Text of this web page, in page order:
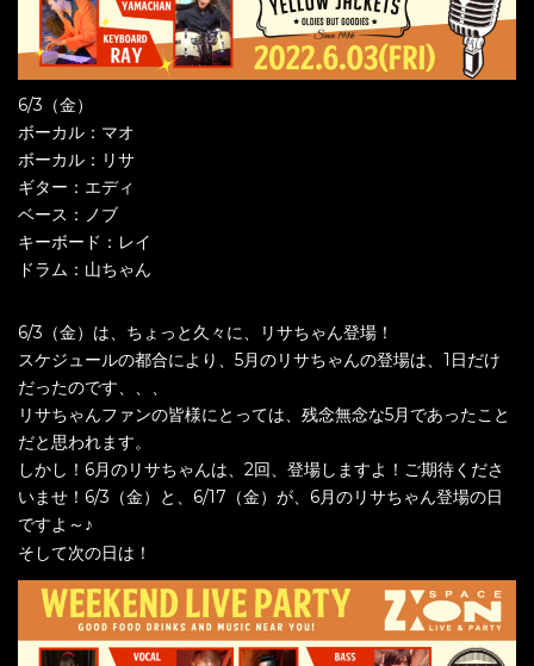
6/3（金）
ボーカル：マオ
ボーカル：リサ
ギター：エディ
ベース：ノブ
キーボード：レイ
ドラム：山ちゃん
6/3（金）は、ちょっと久々に、リサちゃん登場！
スケジュールの都合により、5月のリサちゃんの登場は、1日だけ
だったのです、、、
リサちゃんファンの皆様にとっては、残念無念な5月であったこと
だと思われます。
しかし！6月のリサちゃんは、2回、登場しますよ！ご期待くださ
いませ！6/3（金）と、6/17（金）が、6月のリサちゃん登場の日
ですよ～♪
そして次の日は！